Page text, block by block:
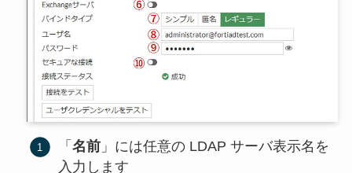
「名前 」には任意の LDAP サーバ表示名を
入力します